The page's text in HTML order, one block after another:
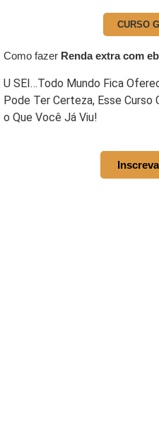
CURSO
Como fazer Renda extra com
U SEI…Todo Mundo Fica
Pode Ter Certeza, Esse
o Que Você Já Viu!